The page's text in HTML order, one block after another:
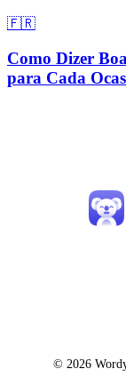
🇫🇷
Como Dizer
para Cada
© 2026